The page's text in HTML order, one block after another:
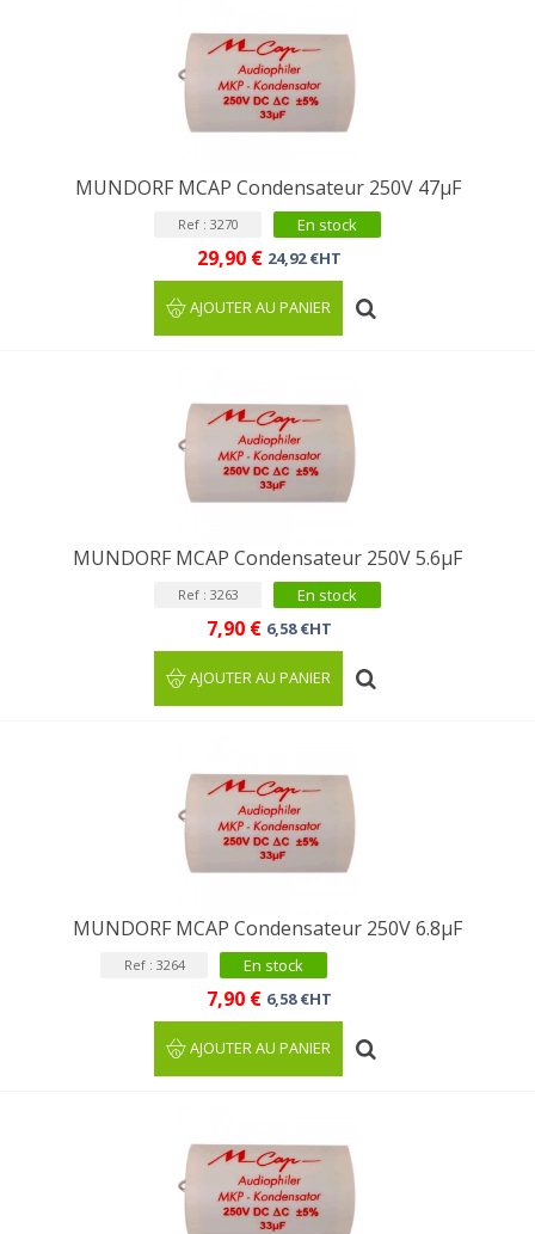
MUNDORF MCAP Condensateur 250V 47µF
Ref : 3270 En stock
29,90 € 24,92 €HT
AJOUTER AU PANIER
MUNDORF MCAP Condensateur 250V 5.6µF
Ref : 3263 En stock
7,90 € 6,58 €HT
AJOUTER AU PANIER
MUNDORF MCAP Condensateur 250V 6.8µF
Ref : 3264 En stock
7,90 € 6,58 €HT
AJOUTER AU PANIER